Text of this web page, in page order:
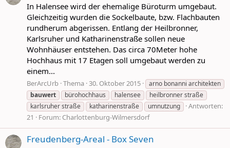
In Halensee wird der ehemalige Büroturm umgebaut.
Gleichzeitig wurden die Sockelbaute, bzw. Flachbauten
rundherum abgerissen. Entlang der Heilbronner,
Karlsruher und Katharinenstraße sollen neue
Wohnhäuser entstehen. Das circa 70Meter hohe
Hochhaus mit 17 Etagen soll umgebaut werden zu
einem...
BerArcUrb Thema 30. Oktober 2015
arno bonanni architekten
bauwert
bürohochhaus halensee
heilbronner straße
karlsruher straße
katharinenstraße umnutzung
Antworten:
21
Forum: Charlottenburg-Wilmersdorf
Freudenberg-Areal - Box Seven